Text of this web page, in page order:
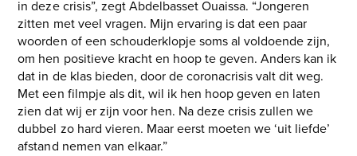
in deze crisis”, zegt Abdelbasset Ouaissa. “Jongeren
zitten met veel vragen. Mijn ervaring is dat een paar
woorden of een schouderklopje soms al voldoende zijn,
om hen positieve kracht en hoop te geven. Anders kan ik
dat in de klas bieden, door de coronacrisis valt dit weg.
Met een filmpje als dit, wil ik hen hoop geven en laten
zien dat wij er zijn voor hen. Na deze crisis zullen we
dubbel zo hard vieren. Maar eerst moeten we ‘uit liefde’
afstand nemen van elkaar.”